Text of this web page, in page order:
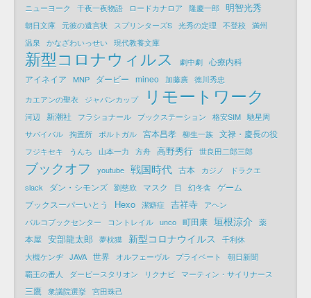
ニューヨーク
千夜一夜物語 ロードカナロア 隆慶一郎 明智光秀
朝日文庫 元彼の遺言状 スプリンターズS 光秀の定理 不登校 満州
温泉
かなざわいっせい 現代教養文庫
新型コロナウィルス 劇中劇 心療内科
アイネイア
MNP ダービー mineo 加藤廣 徳川秀忠
カエアンの聖衣
ジャパンカップ リモートワーク
河辺 新潮社 フラショナール ブックステーション 格安SIM 馳星周
サバイバル 拘置所 ポルトガル 宮本昌孝 柳生一族 文禄・慶長の役
フジキセキ うんち 山本一力 方舟 高野秀行 世良田二郎三郎
ブックオフ youtube 戦国時代 古本 カジノ
ドラクエ
slack
ダン・シモンズ 劉慈欣 マスク 目 幻冬舎 ゲーム
ブックスーパーいとう
Hexo 潔癖症 吉祥寺
アヘン
パルコブックセンター
コントレイル unco 町田康 垣根涼介 薬
本屋 安部龍太郎 夢枕獏 新型コロナウイルス
千利休
大槻ケンヂ JAVA 世界 オルフェーヴル プライベート
朝日新聞
覇王の番人
ダービースタリオン リクナビ マーティン・サイリナース
三鷹 衆議院選挙 宮田珠己